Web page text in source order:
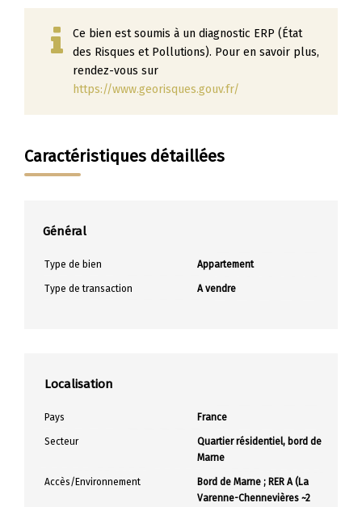
Ce bien est soumis à un diagnostic ERP (État
des Risques et Pollutions). Pour en savoir plus,
rendez-vous sur
https://www.georisques.gouv.fr/
Caractéristiques détaillées
Général
Type de bien Appartement
Type de transaction A vendre
Localisation
Pays France
Secteur
Quartier résidentiel, bord de
Marne
Accès/Environnement
Bord de Marne ; RER A (La
Varenne-Chennevières ~2